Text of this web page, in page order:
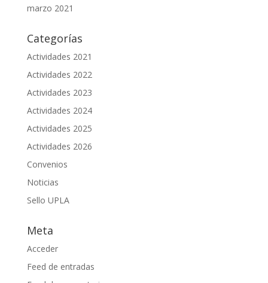
marzo 2021
Categorías
Actividades 2021
Actividades 2022
Actividades 2023
Actividades 2024
Actividades 2025
Actividades 2026
Convenios
Noticias
Sello UPLA
Meta
Acceder
Feed de entradas